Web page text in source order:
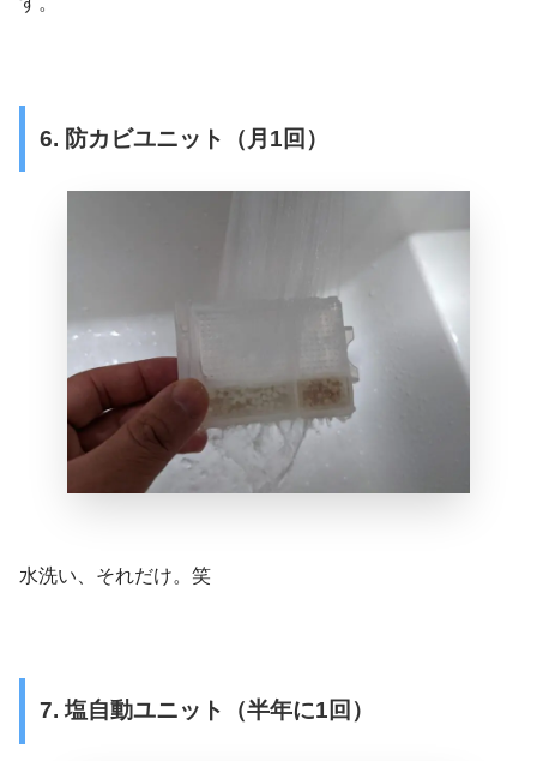
6. 防カビユニット（月1回）
水洗い、それだけ。笑
7. 塩自動ユニット（半年に1回）